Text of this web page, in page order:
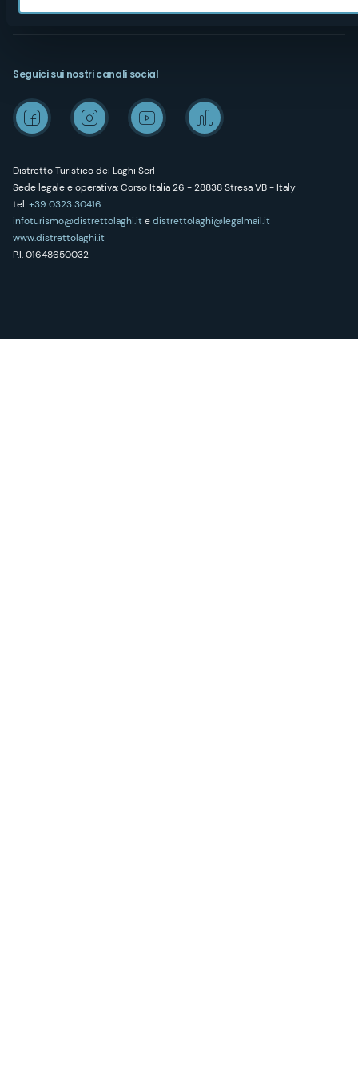
Distretto Turistico dei Laghi Scrl
Sede legale e operativa: Corso Italia 26 - 28838 Stresa VB - Italy
tel:+39 0323 30416
infoturismo@distrettolaghi.itedistrettolaghi@legalmail.it
www.distrettolaghi.it
P.I. 01648650032
Seguici sui nostri canali social